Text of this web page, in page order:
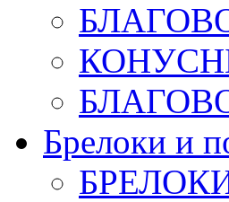
Брелоки и